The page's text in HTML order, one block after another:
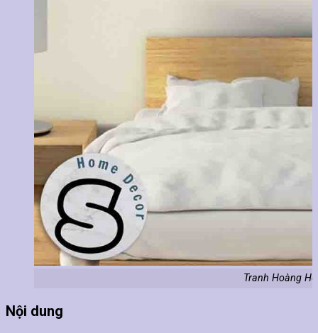
Tranh Hoàng
Nội dung